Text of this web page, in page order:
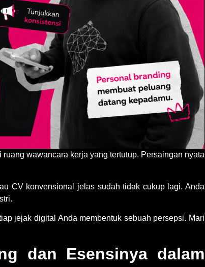
wawancara kerja yang tertutup. Persaingan nyata
CV konvensional jelas sudah tidak cukup lagi. Anda
jejak digital Anda membentuk sebuah persepsi. Mari
dan Esensinya dalam